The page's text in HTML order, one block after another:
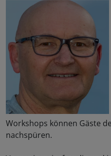
Workshops können Gäste
nachspüren.